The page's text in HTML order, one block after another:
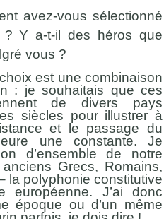
avez-vous sélectionné
Y a-t-il des héros que
vous ?
est une combinaison
: je souhaitais que ces
de divers pays
siècles pour illustrer à
et le passage du
une constante. Je
d’ensemble de notre
Grecs, Romains,
la polyphonie constitutive
européenne. J’ai donc
époque ou d’un même